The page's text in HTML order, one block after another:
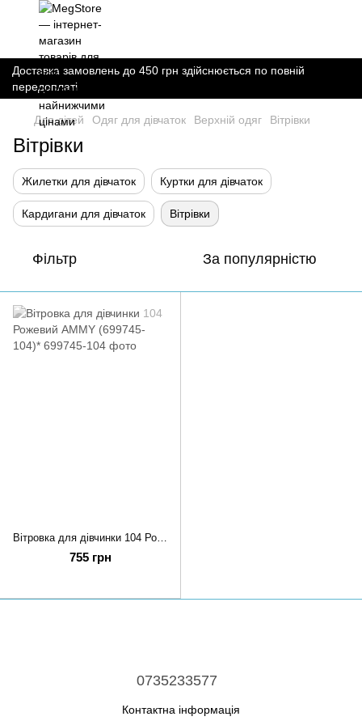
Доставка замовлень до 450 грн здійснюється по повній
передоплаті
Для дітей Одяг для дівчаток Верхній одяг Вітрівки
Вітрівки
Жилетки для дівчаток Куртки для дівчаток
Кардигани для дівчаток Вітрівки
Фільтр За популярністю
755 грн
0735233577
Контактна інформація